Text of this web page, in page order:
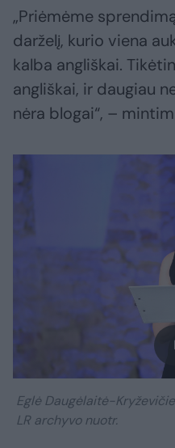
„Priėmėme
darželį, kurio viena
kalba angliškai.
angliškai, ir daugiau
nėra blogai“, –
Eglė Daugėlaitė-
LR archyvo nuotr.